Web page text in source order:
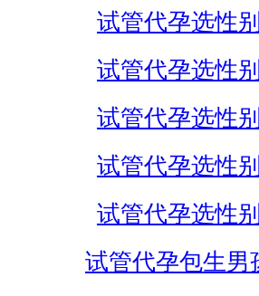
试管代孕选性
试管代孕选性
试管代孕选性
试管代孕选性
试管代孕选性
试管代孕包生男